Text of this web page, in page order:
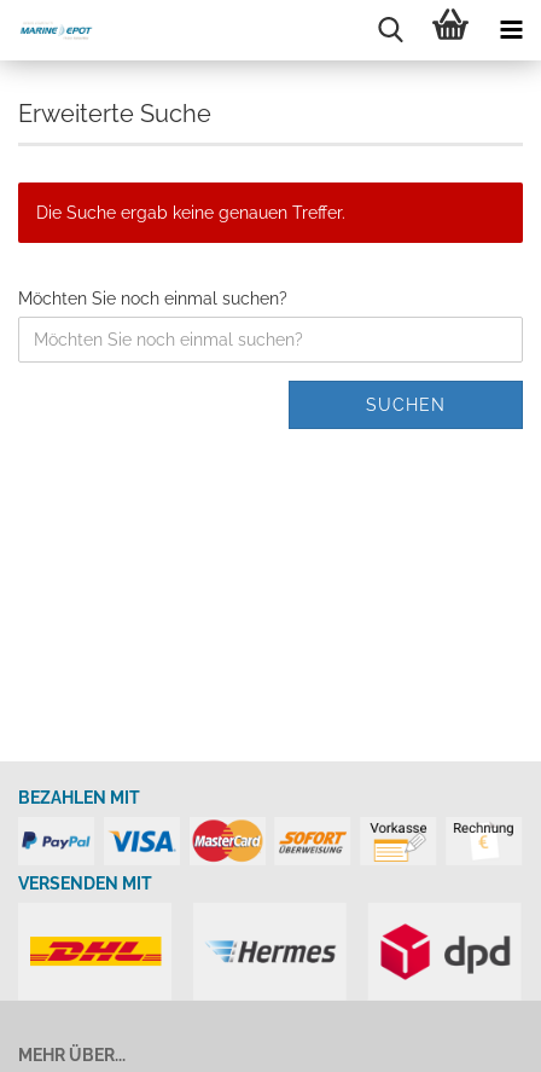
Erweiterte Suche
Die Suche ergab keine genauen Treffer.
Möchten Sie noch einmal suchen?
SUCHEN
BEZAHLEN MIT
VERSENDEN MIT
MEHR ÜBER...